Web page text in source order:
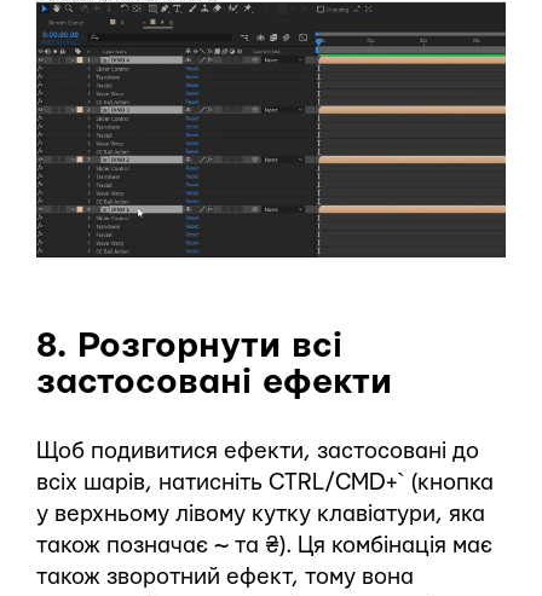
8. Розгорнути всі
застосовані ефекти
Щоб подивитися ефекти, застосовані до
всіх шарів, натисніть CTRL/CMD+` (кнопка
у верхньому лівому кутку клавіатури, яка
також позначає ~ та ₴). Ця комбінація має
також зворотний ефект, тому вона